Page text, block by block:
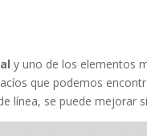
y uno de los elementos
que podemos
línea, se puede mejorar